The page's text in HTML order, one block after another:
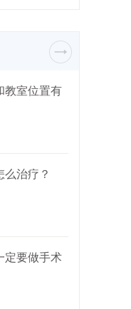
教室位置有
么治疗？
定要做手术